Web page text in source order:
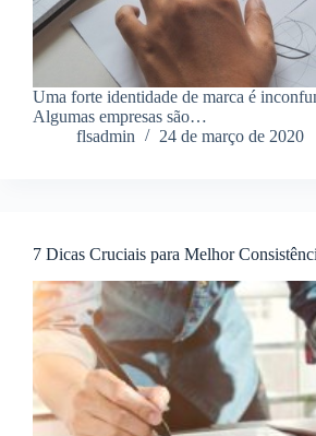
Uma forte identidade de marca é
Algumas empresas são…
flsadmin
24 de março de 2020
7 Dicas Cruciais para Melhor